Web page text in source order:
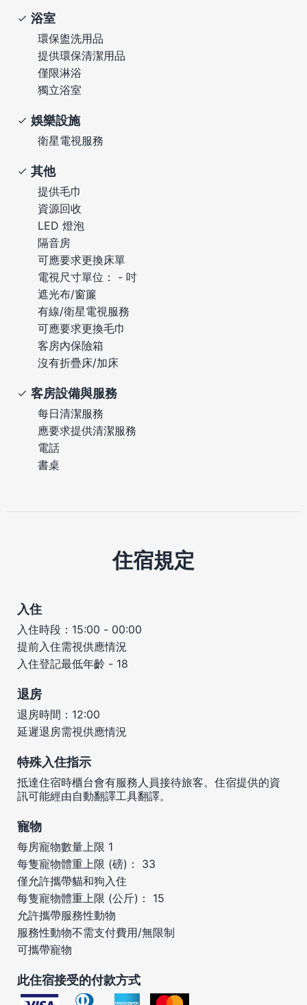
浴室
環保盥洗用品
提供環保清潔用品
僅限淋浴
獨立浴室
娛樂設施
衛星電視服務
其他
提供毛巾
資源回收
LED 燈泡
隔音房
可應要求更換床單
電視尺寸單位： - 吋
遮光布/窗簾
有線/衛星電視服務
可應要求更換毛巾
客房內保險箱
沒有折疊床/加床
客房設備與服務
每日清潔服務
應要求提供清潔服務
電話
書桌
住宿規定
入住
入住時段：15:00 - 00:00
提前入住需視供應情況
入住登記最低年齡 - 18
退房
退房時間：12:00
延遲退房需視供應情況
特殊入住指示
抵達住宿時櫃台會有服務人員接待旅客。住宿提供的資
訊可能經由自動翻譯工具翻譯。
寵物
每房寵物數量上限 1
每隻寵物體重上限 (磅)： 33
僅允許攜帶貓和狗入住
每隻寵物體重上限 (公斤)： 15
允許攜帶服務性動物
服務性動物不需支付費用/無限制
可攜帶寵物
此住宿接受的付款方式